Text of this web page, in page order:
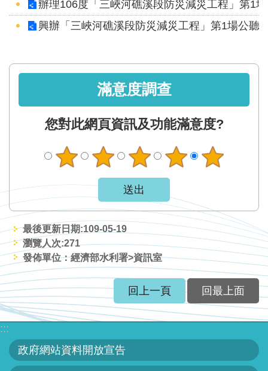
平
臺
平
區
互
動
交
流
專
屬
網
站
政
府
辦理106度「三峽河礁溪段防災減災工程」第1
興辦「三峽河礁溪段防災減災工程」第1場公聽
滿意度調查
您對此網頁資訊及功能滿意度?
最後更新日期:109-05-19
瀏覽人次:271
發佈單位：經濟部水利署>資訊室
回上一頁 回最上面
:::
政府網站資料開放宣告